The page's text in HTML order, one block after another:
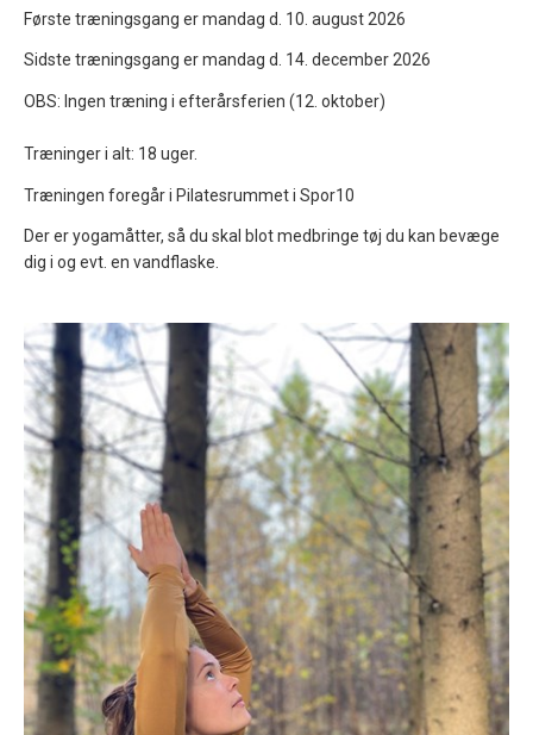
Første træningsgang er mandag d. 10. august 2026
Sidste træningsgang er mandag d. 14. december 2026
OBS: Ingen træning i efterårsferien (12. oktober)
Træninger i alt: 18 uger.
Træningen foregår i Pilatesrummet i Spor10
Der er yogamåtter, så du skal blot medbringe tøj du kan bevæge
dig i og evt. en vandflaske.